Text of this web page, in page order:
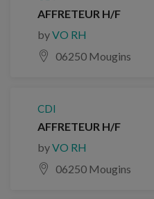
AFFRETEUR H/F
byVO RH
06250 Mougins
CDI
AFFRETEUR H/F
byVO RH
06250 Mougins